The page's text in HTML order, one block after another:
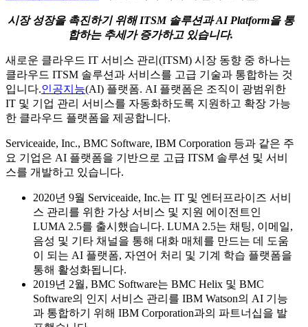
시장 성장을 촉진하기 위해 ITSM 솔루션과 AI Platform을 통
합하는 추세가 증가하고 있습니다.
새로운 클라우드 IT 서비스 관리(ITSM) 시장 동향 중 하나는
클라우드 ITSM 솔루션과 서비스를 고급 기술과 통합하는 것
입니다.인공지능(AI) 플랫폼. AI 플랫폼은 조직이 광범위한
IT 및 기업 관리 서비스를 자동화하도록 지원하고 확장 가능
한 클라우드 플랫폼을 제공합니다.
Serviceaide, Inc., BMC Software, IBM Corporation 등과 같은 주
요 기업은 AI 플랫폼을 기반으로 고급 ITSM 솔루션 및 서비
스를 개발하고 있습니다.
2020년 9월 Serviceaide, Inc.는 IT 및 엔터프라이즈 서비
스 관리를 위한 가상 서비스 및 지원 에이전트인
LUMA 2.5를 출시했습니다. LUMA 2.5는 채팅, 이메일,
음성 및 기타 채널을 통해 대화 매체를 만드는 데 도움
이 되는 AI 플랫폼, 자연어 처리 및 기계 학습 플랫폼을
통해 활성화됩니다.
2019년 2월, BMC Software는 BMC Helix 및 BMC
Software의 인지 서비스 관리를 IBM Watson의 AI 기능
과 통합하기 위해 IBM Corporation과의 파트너십을 발